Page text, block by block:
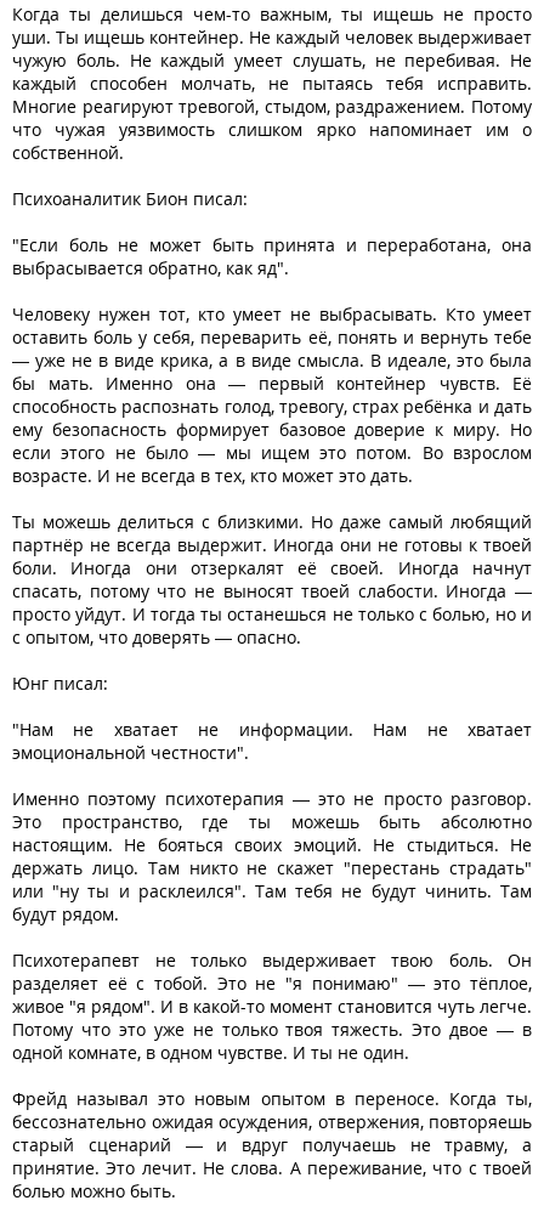
Когда ты делишься чем-то важным, ты ищешь не просто
уши. Ты ищешь контейнер. Не каждый человек выдерживает
чужую боль. Не каждый умеет слушать, не перебивая. Не
каждый способен молчать, не пытаясь тебя исправить.
Многие реагируют тревогой, стыдом, раздражением. Потому
что чужая уязвимость слишком ярко напоминает им о
собственной.
Психоаналитик Бион писал:
"Если боль не может быть принята и переработана, она
выбрасывается обратно, как яд".
Человеку нужен тот, кто умеет не выбрасывать. Кто умеет
оставить боль у себя, переварить её, понять и вернуть тебе
— уже не в виде крика, а в виде смысла. В идеале, это была
бы мать. Именно она — первый контейнер чувств. Её
способность распознать голод, тревогу, страх ребёнка и дать
ему безопасность формирует базовое доверие к миру. Но
если этого не было — мы ищем это потом. Во взрослом
возрасте. И не всегда в тех, кто может это дать.
Ты можешь делиться с близкими. Но даже самый любящий
партнёр не всегда выдержит. Иногда они не готовы к твоей
боли. Иногда они отзеркалят её своей. Иногда начнут
спасать, потому что не выносят твоей слабости. Иногда —
просто уйдут. И тогда ты останешься не только с болью, но и
с опытом, что доверять — опасно.
Юнг писал:
"Нам не хватает не информации. Нам не хватает
эмоциональной честности".
Именно поэтому психотерапия — это не просто разговор.
Это пространство, где ты можешь быть абсолютно
настоящим. Не бояться своих эмоций. Не стыдиться. Не
держать лицо. Там никто не скажет "перестань страдать"
или "ну ты и расклеился". Там тебя не будут чинить. Там
будут рядом.
Психотерапевт не только выдерживает твою боль. Он
разделяет её с тобой. Это не "я понимаю" — это тёплое,
живое "я рядом". И в какой-то момент становится чуть легче.
Потому что это уже не только твоя тяжесть. Это двое — в
одной комнате, в одном чувстве. И ты не один.
Фрейд называл это новым опытом в переносе. Когда ты,
бессознательно ожидая осуждения, отвержения, повторяешь
старый сценарий — и вдруг получаешь не травму, а
принятие. Это лечит. Не слова. А переживание, что с твоей
болью можно быть.